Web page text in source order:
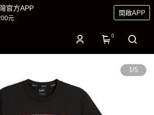
官方APP
元
開啟APP
0
1/5